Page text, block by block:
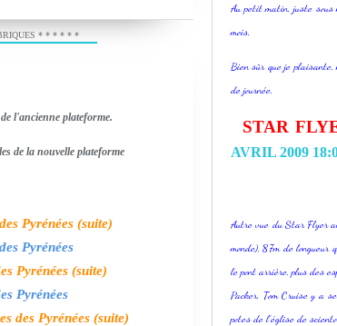
Au petit matin, juste
mois.
Bien sûr que je plaisante,
de journée.
STAR
AVRIL 2009
Autre vue du Star Flyer
monde), 87m de
le pont arrière, plus des
Packer. Tom Cruise y a
potes de l'église de
* * * * * *
l'ancienne plateforme.
de la nouvelle plateforme
Pyrénées (suite)
Pyrénées
Pyrénées (suite)
Pyrénées
des Pyrénées (suite)